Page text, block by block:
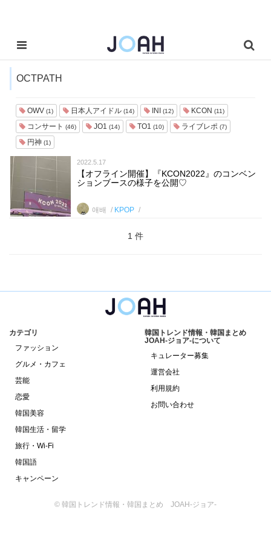
OCTPATH
OWV (1) 日本人アイドル (14) INI (12) KCON (11)
コンサート (46) JO1 (14) TO1 (10) ライブレポ (7)
円神 (1)
2022.5.17
【オフライン開催】『KCON2022』のコンベン
ションブースの様子を公開♡
애배 KPOP
1 件
カテゴリ
ファッション
グルメ・カフェ
芸能
恋愛
韓国美容
韓国生活・留学
旅行・Wi-Fi
韓国語
キャンペーン
韓国トレンド情報・韓国まとめ
JOAH-ジョア-について
キュレーター募集
運営会社
利用規約
お問い合わせ
© 韓国トレンド情報・韓国まとめ JOAH-ジョア-